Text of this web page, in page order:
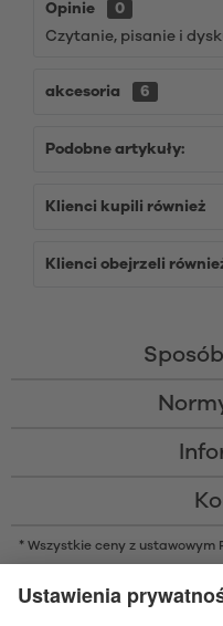
Opinie
0
Czytanie, pisanie i
akcesoria 6
Podobne artykuły:
Klienci kupili również
Klienci obejrzeli
* Wszystkie ceny z ustawowym
* Znak słowny i logo